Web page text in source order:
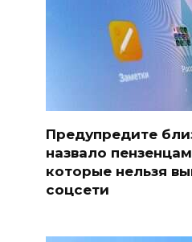
Предупредите
назвало
которые нельзя
соцсети